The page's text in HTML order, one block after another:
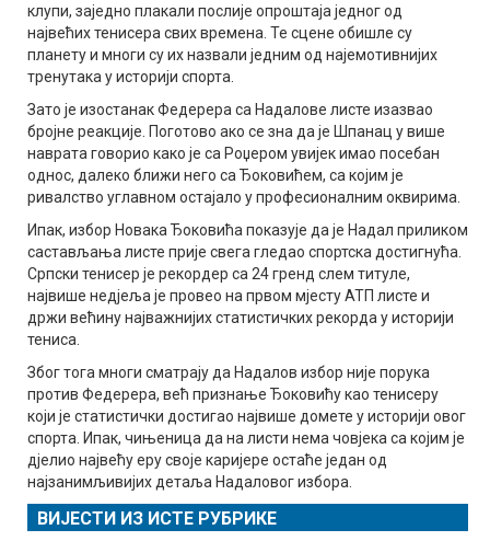
клупи, заједно плакали послије опроштаја једног од
највећих тенисера свих времена. Те сцене обишле су
планету и многи су их назвали једним од најемотивнијих
тренутака у историји спорта.
Зато је изостанак Федерера са Надалове листе изазвао
бројне реакције. Поготово ако се зна да је Шпанац у више
наврата говорио како је са Роџером увијек имао посебан
однос, далеко ближи него са Ђоковићем, са којим је
ривалство углавном остајало у професионалним оквирима.
Ипак, избор Новака Ђоковића показује да је Надал приликом
састављања листе прије свега гледао спортска достигнућа.
Српски тенисер је рекордер са 24 гренд слем титуле,
највише недјеља је провео на првом мјесту АТП листе и
држи већину најважнијих статистичких рекорда у историји
тениса.
Због тога многи сматрају да Надалов избор није порука
против Федерера, већ признање Ђоковићу као тенисеру
који је статистички достигао највише домете у историји овог
спорта. Ипак, чињеница да на листи нема човјека са којим је
дјелио највећу еру своје каријере остаће један од
најзанимљивијих детаља Надаловог избора.
ВИЈЕСТИ ИЗ ИСТЕ РУБРИКЕ